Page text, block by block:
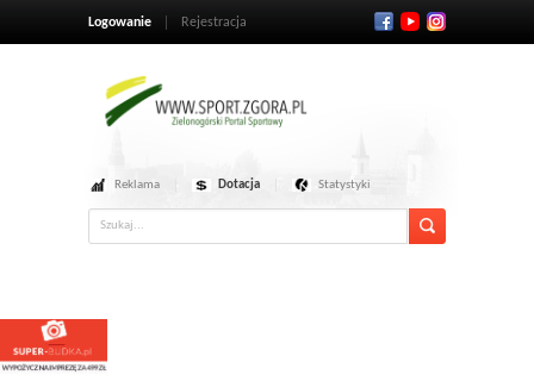
Logowanie Rejestracja
Reklama Dotacja Statystyki